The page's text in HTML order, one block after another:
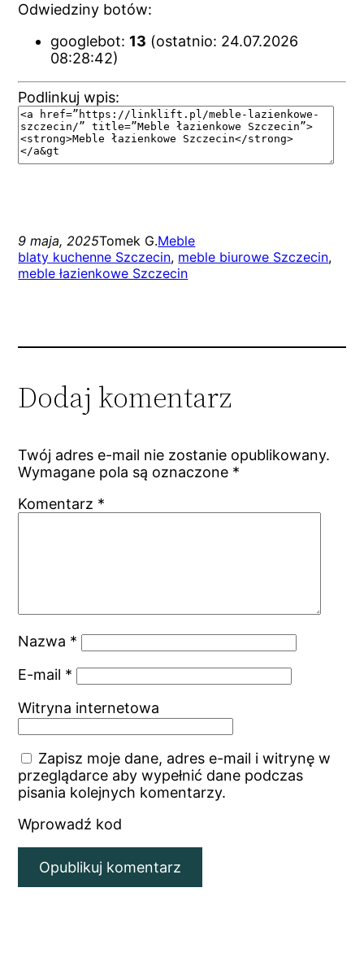
Odwiedziny botów:
googlebot: 13 (ostatnio: 24.07.2026
08:28:42)
Podlinkuj wpis:
9 maja, 2025Tomek G.Meble
blaty kuchenne Szczecin, meble biurowe Szczecin
meble łazienkowe Szczecin
Dodaj komentarz
Twój adres e-mail nie zostanie opublikowany.
Wymagane pola są oznaczone *
Komentarz *
Nazwa *
E-mail *
Witryna internetowa
Zapisz moje dane, adres e-mail i witrynę w
przeglądarce aby wypełnić dane podczas
pisania kolejnych komentarzy.
Wprowadź kod